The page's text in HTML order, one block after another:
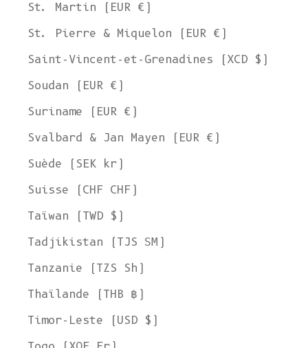
St. Martin (EUR €)
St. Pierre & Miquelon (EUR €)
Saint-Vincent-et-Grenadines (XCD $)
Soudan (EUR €)
Suriname (EUR €)
Svalbard & Jan Mayen (EUR €)
Suède (SEK kr)
Suisse (CHF CHF)
Taïwan (TWD $)
Tadjikistan (TJS ЅМ)
Tanzanie (TZS Sh)
Thaïlande (THB ฿)
Timor-Leste (USD $)